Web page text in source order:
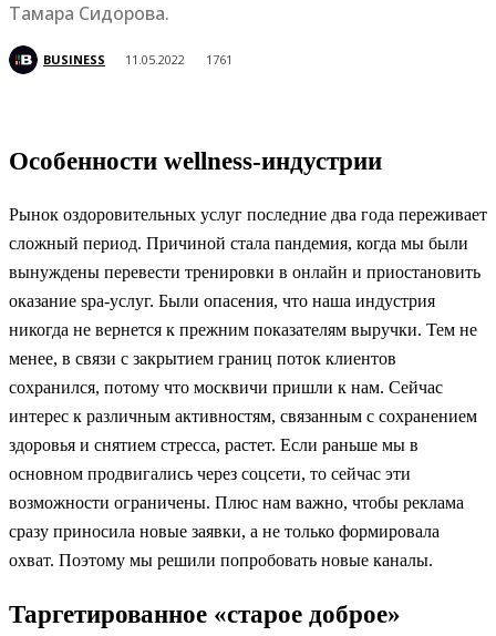
Тамара Сидорова.
BUSINESS 11.05.2022 1761
Особенности wellness-индустрии
Рынок оздоровительных услуг последние два года переживает
сложный период. Причиной стала пандемия, когда мы были
вынуждены перевести тренировки в онлайн и приостановить
оказание spa-услуг. Были опасения, что наша индустрия
никогда не вернется к прежним показателям выручки. Тем не
менее, в связи с закрытием границ поток клиентов
сохранился, потому что москвичи пришли к нам. Сейчас
интерес к различным активностям, связанным с сохранением
здоровья и снятием стресса, растет. Если раньше мы в
основном продвигались через соцсети, то сейчас эти
возможности ограничены. Плюс нам важно, чтобы реклама
сразу приносила новые заявки, а не только формировала
охват. Поэтому мы решили попробовать новые каналы.
Таргетированное «старое доброе»